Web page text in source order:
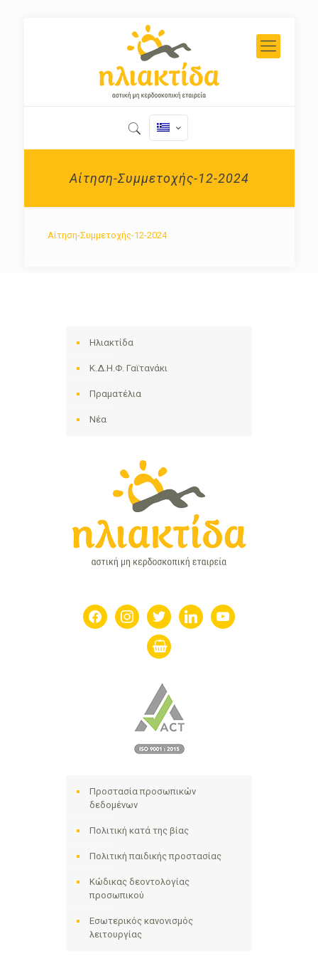
Αίτηση-Συμμετοχής-12-2024
Αίτηση-Συμμετοχής-12-2024
Ηλιακτίδα
Κ.Δ.Η.Φ. Γαϊτανάκι
Πραματέλια
Νέα
facebookinstagramtwitter linkedin youtube
shopping-
basket
Προστασία προσωπικών
δεδομένων
Πολιτική κατά της βίας
Πολιτική παιδικής προστασίας
Κώδικας δεοντολογίας
προσωπικού
Εσωτερικός κανονισμός
λειτουργίας